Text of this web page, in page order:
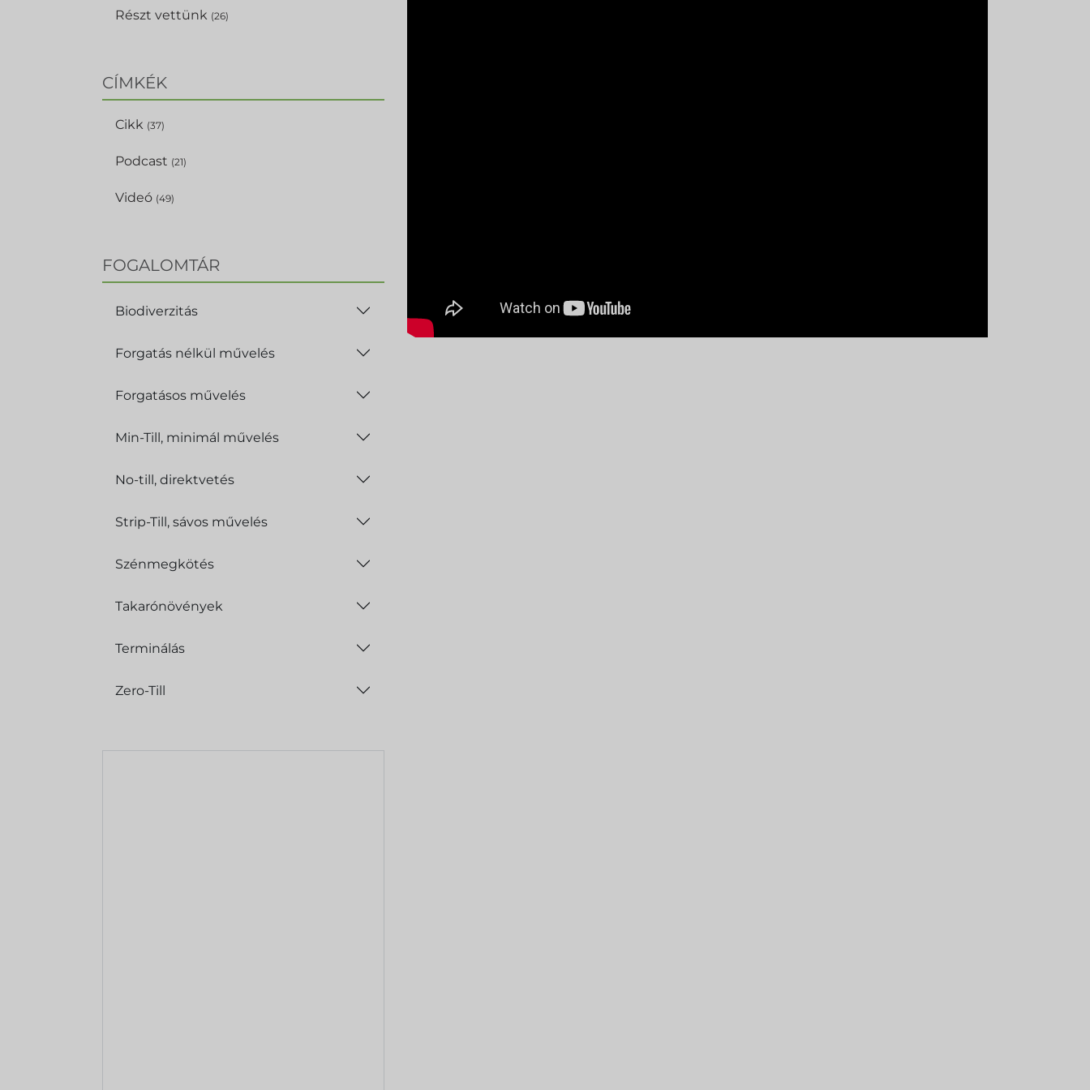
Részt vettünk (26)
CÍMKÉK
Cikk (37)
Podcast (21)
Videó (49)
FOGALOMTÁR
Biodiverzitás
Forgatás nélkül művelés
Forgatásos művelés
Min-Till, minimál művelés
No-till, direktvetés
Strip-Till, sávos művelés
Szénmegkötés
Takarónövények
Terminálás
Zero-Till